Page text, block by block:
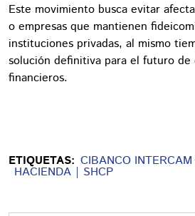
Este movimiento busca evitar
o empresas que mantienen
instituciones privadas, al mismo
solución definitiva para el futuro
financieros.
ETIQUETAS: CIBANCO
HACIENDA SHCP